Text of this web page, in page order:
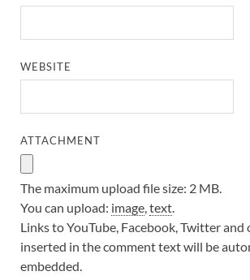
WEBSITE
ATTACHMENT
The maximum upload file size: 2 MB.
You can upload: image text
Links to YouTube, Facebook, Twitter and
inserted in the comment text will be
embedded.